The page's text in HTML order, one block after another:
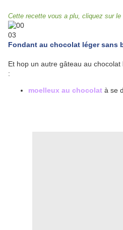
Cette recette vous a plu, cliquez sur
Fondant au chocolat léger sans
Et hop un autre gâteau au
:
moelleux au chocolat à se